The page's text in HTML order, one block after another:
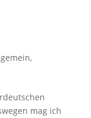
,
mag ich